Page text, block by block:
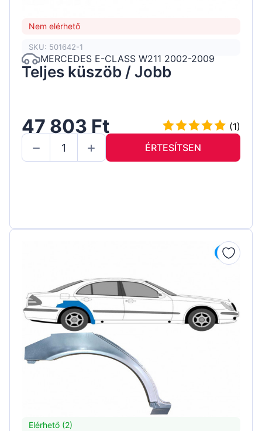
Nem elérhető
SKU: 501642-1
MERCEDES E-CLASS W211 2002-2009
Teljes küszöb / Jobb
47 803 Ft
(1)
ÉRTESÍTSEN
Elérhető (2)